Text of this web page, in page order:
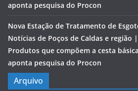
aponta pesquisa do Procon
Nova Estação de Tratamento de
Notícias de Poços de Caldas e região
Produtos que compõem a cesta
aponta pesquisa do Procon
Arquivo